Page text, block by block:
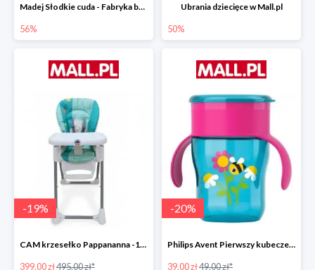
Madej Słodkie cuda - Fabryka babeczek
56%
Ubrania dziecięce w Mall.pl
50%
-19%
CAM krzesełko Pappananna -19%
399.00 zł495.00 zł*
-20%
Philips Avent Pierwszy kubeczek 260 ml -20%
39.00 zł49.00 zł*